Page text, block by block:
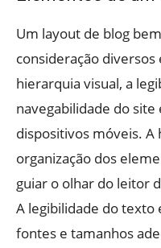
Um layout de blog
consideração
hierarquia visual, a
navegabilidade do
dispositivos móveis.
organização dos
guiar o olhar do leitor
A legibilidade do texto
fontes e tamanhos